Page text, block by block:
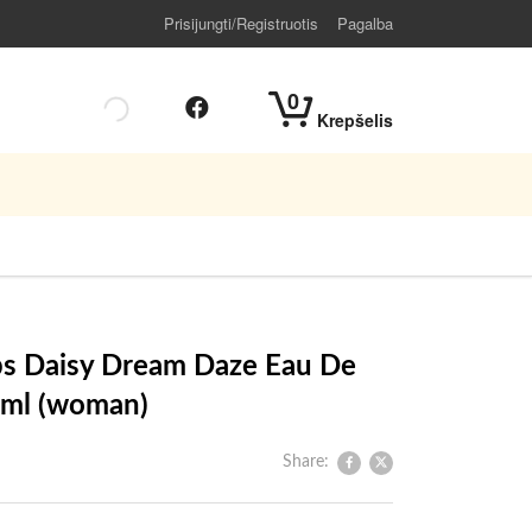
Prisijungti/Registruotis Pagalba
0
Krepšelis
Daisy Dream Daze Eau De
(woman)
Share: